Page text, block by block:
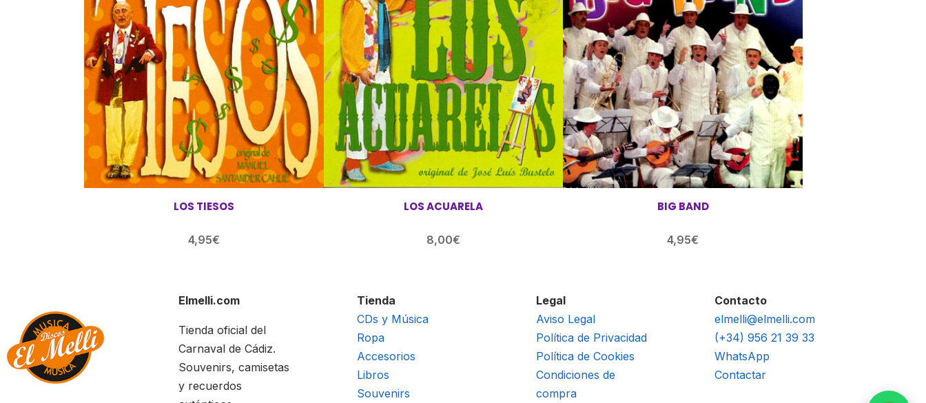
LOS TIESOS
4,95€
LOS ACUARELA
8,00€
BIG BAND
4,95€
Elmelli.com
Tienda oficial del
Carnaval de Cádiz.
Souvenirs, camisetas
y recuerdos
Tienda
CDs y Música
Ropa
Accesorios
Libros
Souvenirs
Legal
Aviso Legal
Política de Privacidad
Política de Cookies
Condiciones de
compra
Contacto
elmelli@elmelli.com
(+34) 956 21 39 33
WhatsApp
Contactar